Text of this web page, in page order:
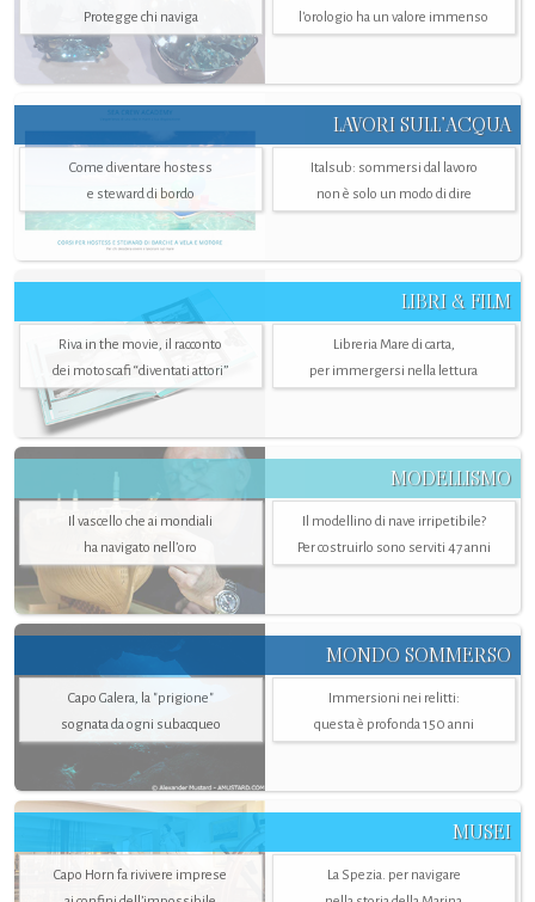
Protegge chi naviga
l'orologio ha un valore immenso
LAVORI SULL’ACQUA
Come diventare hostess
e steward di bordo
Italsub: sommersi dal lavoro
non è solo un modo di dire
LIBRI & FILM
Riva in the movie, il racconto
dei motoscafi “diventati attori”
Libreria Mare di carta,
per immergersi nella lettura
MODELLISMO
Il vascello che ai mondiali
ha navigato nell’oro
Il modellino di nave irripetibile?
Per costruirlo sono serviti 47 anni
MONDO SOMMERSO
Capo Galera, la "prigione"
sognata da ogni subacqueo
Immersioni nei relitti:
questa è profonda 150 anni
MUSEI
Capo Horn fa rivivere imprese
La Spezia. per navigare